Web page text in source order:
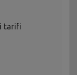
tarifi